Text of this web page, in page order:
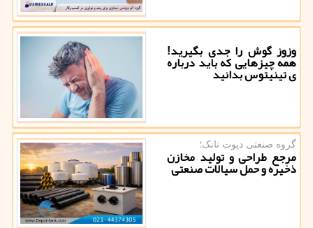
وزوز گوش را جدی بگیرید!
همه چیزهایی که باید درباره
ی تینیتوس بدانید
گروه صنعتی دپوت تانک؛
مرجع طراحی و تولید مخازن
ذخیره و حمل سیالات صنعتی